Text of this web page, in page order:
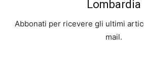
Lombardia
Abbonati per ricevere gli ultimi
mail.